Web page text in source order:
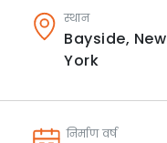
स्थान
Bayside, New
York
निर्माण वर्ष